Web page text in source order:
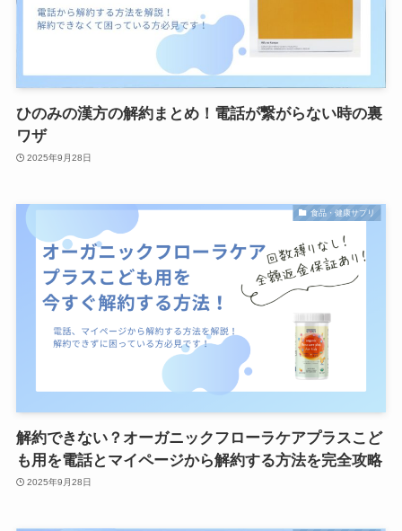
ひのみの漢方の解約まとめ！電話が繋がらない時の裏
ワザ
2025年9月28日
食品・健康サプリ
解約できない？オーガニックフローラケアプラスこど
も用を電話とマイページから解約する方法を完全攻略
2025年9月28日